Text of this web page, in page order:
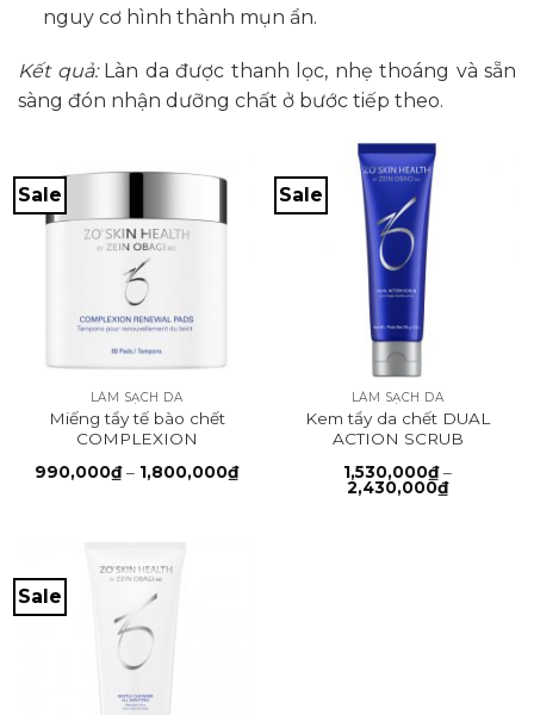
nguy cơ hình thành mụn ẩn.
Kết quả:Làn da được thanh lọc, nhẹ thoáng và sẵn
sàng đón nhận dưỡng chất ở bước tiếp theo.
Sale
LÀM SẠCH DA
Miếng tẩy tế bào chết
COMPLEXION
990,000₫ – 1,800,000₫Khoảng
giá:
Sale
LÀM SẠCH DA
Kem tẩy da chết DUAL
ACTION SCRUB
1,530,000₫ –
2,430,000₫Khoảng
giá:
Sale